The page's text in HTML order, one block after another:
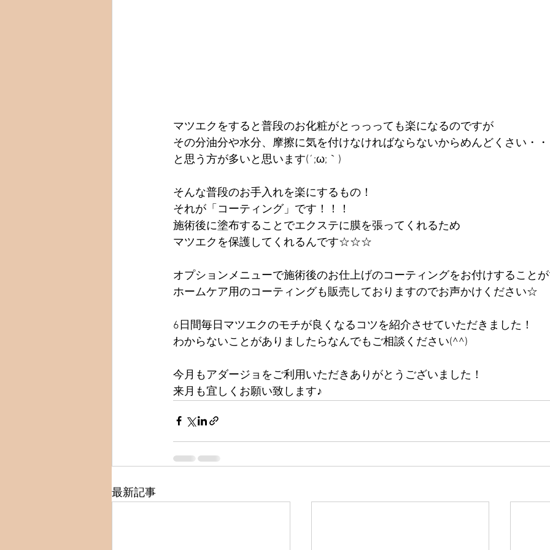
マツエクをすると普段のお化粧がとっっっても楽になるのですが
その分油分や水分、摩擦に気を付けなければならないからめんどくさい・
と思う方が多いと思います(´;ω;｀)
そんな普段のお手入れを楽にするもの！
それが「コーティング」です！！！
施術後に塗布することでエクステに膜を張ってくれるため
マツエクを保護してくれるんです☆☆☆
オプションメニューで施術後のお仕上げのコーティングをお付けすること
ホームケア用のコーティングも販売しておりますのでお声かけください☆
6日間毎日マツエクのモチが良くなるコツを紹介させていただきました！
わからないことがありましたらなんでもご相談ください(^^)
今月もアダージョをご利用いただきありがとうございました！
来月も宜しくお願い致します♪
最新記事